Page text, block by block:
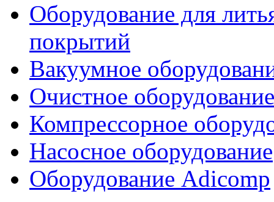
Оборудование для
покрытий
Вакуумное
Очистное оборудование
Компрессорное
Насосное оборудование
Оборудование Adicomp